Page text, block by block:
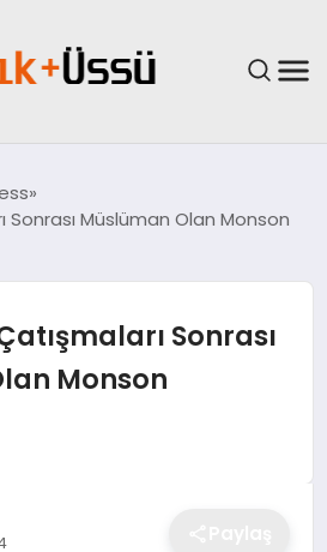
Sonrası Müslüman Olan Monson
Sonrası
Monson